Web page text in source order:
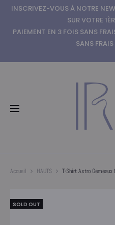
INSCRIVEZ-VOUS À NOTRE
SUR VOTRE
PAIEMENT EN 3 FOIS SANS
SANS
Accueil HAUTS T-Shirt Astro Gemeaux
SOLD OUT